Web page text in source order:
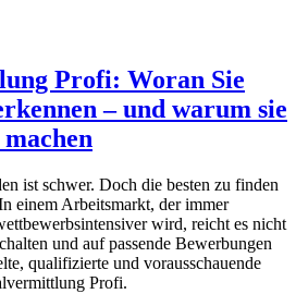
Profi: Woran Sie
– und warum sie
ist schwer. Doch die besten zu finden
einem Arbeitsmarkt, der immer
wird, reicht es nicht
und auf passende Bewerbungen
qualifizierte und vorausschauende
Profi.